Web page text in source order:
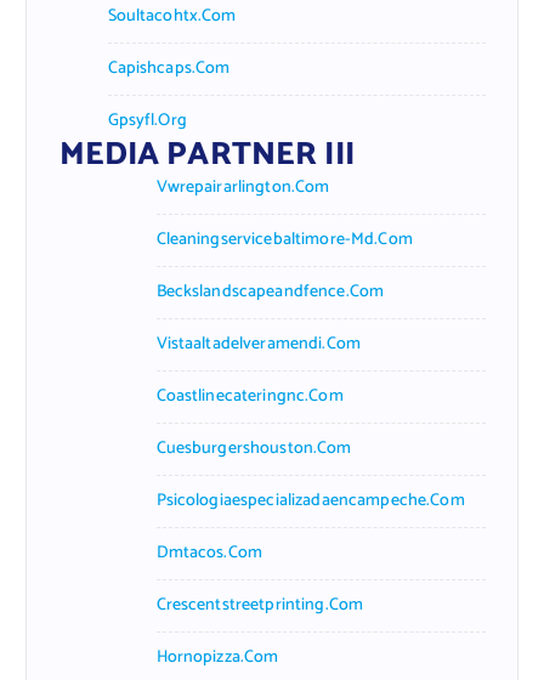
Soultacohtx.com
Capishcaps.com
Gpsyfl.org
MEDIA PARTNER III
Vwrepairarlington.com
Cleaningservicebaltimore-Md.com
Beckslandscapeandfence.com
Vistaaltadelveramendi.com
Coastlinecateringnc.com
Cuesburgershouston.com
Psicologiaespecializadaencampeche.com
Dmtacos.com
Crescentstreetprinting.com
Hornopizza.com